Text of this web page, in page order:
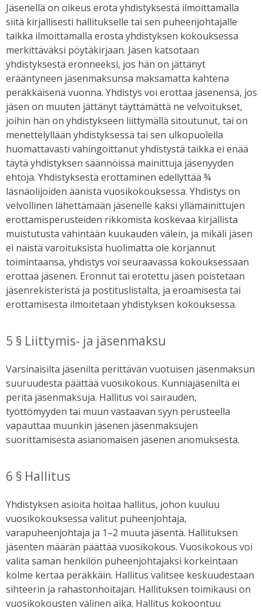
Jäsenellä on oikeus erota yhdistyksestä ilmoittamalla
siitä kirjallisesti hallitukselle tai sen puheenjohtajalle
taikka ilmoittamalla erosta yhdistyksen kokouksessa
merkittäväksi pöytäkirjaan. Jäsen katsotaan
yhdistyksestä eronneeksi, jos hän on jättänyt
erääntyneen jäsenmaksunsa maksamatta kahtena
peräkkäisenä vuonna. Yhdistys voi erottaa jäsenensä, jos
jäsen on muuten jättänyt täyttämättä ne velvoitukset,
joihin hän on yhdistykseen liittymällä sitoutunut, tai on
menettelyllään yhdistyksessä tai sen ulkopuolella
huomattavasti vahingoittanut yhdistystä taikka ei enää
täytä yhdistyksen säännöissä mainittuja jäsenyyden
ehtoja. Yhdistyksestä erottaminen edellyttää ¾
läsnäolijoiden äänistä vuosikokouksessa. Yhdistys on
velvollinen lähettämään jäsenelle kaksi yllämainittujen
erottamisperusteiden rikkomista koskevaa kirjallista
muistutusta vähintään kuukauden välein, ja mikäli jäsen
ei näistä varoituksista huolimatta ole korjannut
toimintaansa, yhdistys voi seuraavassa kokouksessaan
erottaa jäsenen. Eronnut tai erotettu jäsen poistetaan
jäsenrekisteristä ja postituslistalta, ja eroamisesta tai
erottamisesta ilmoitetaan yhdistyksen kokouksessa.
5 § Liittymis- ja jäsenmaksu
Varsinaisilta jäseniltä perittävän vuotuisen jäsenmaksun
suuruudesta päättää vuosikokous. Kunniajäseniltä ei
peritä jäsenmaksuja. Hallitus voi sairauden,
työttömyyden tai muun vastaavan syyn perusteella
vapauttaa muunkin jäsenen jäsenmaksujen
suorittamisesta asianomaisen jäsenen anomuksesta.
6 § Hallitus
Yhdistyksen asioita hoitaa hallitus, johon kuuluu
vuosikokouksessa valitut puheenjohtaja,
varapuheenjohtaja ja 1–2 muuta jäsentä. Hallituksen
jäsenten määrän päättää vuosikokous. Vuosikokous voi
valita saman henkilön puheenjohtajaksi korkeintaan
kolme kertaa peräkkäin. Hallitus valitsee keskuudestaan
sihteerin ja rahastonhoitajan. Hallituksen toimikausi on
vuosikokousten välinen aika. Hallitus kokoontuu